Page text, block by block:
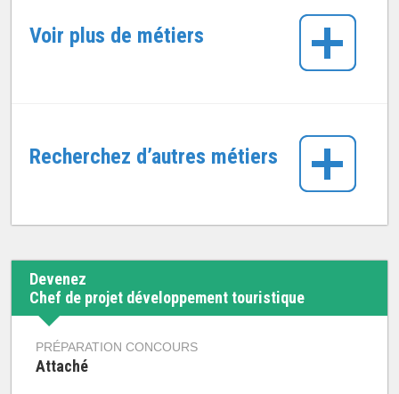
Voir plus de métiers
Recherchez d’autres métiers
Devenez
Chef de projet développement touristique
PRÉPARATION CONCOURS
Attaché